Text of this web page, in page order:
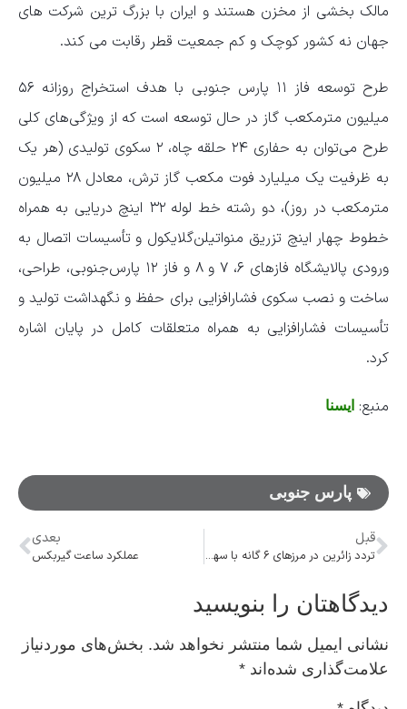
مالک بخشی از مخزن هستند و ایران با بزرگ ترین شرکت های
جهان نه کشور کوچک و کم جمعیت قطر رقابت می کند.
طرح توسعه فاز ۱۱ پارس جنوبی با هدف استخراج روزانه ۵۶
میلیون مترمکعب گاز در حال توسعه است که از ویژگی‌های کلی
طرح می‌توان به حفاری ۲۴ حلقه چاه، ۲ سکوی تولیدی (هر یک
به ظرفیت یک میلیارد فوت مکعب گاز ترش، معادل ۲۸ میلیون
مترمکعب در روز)، دو رشته خط لوله ۳۲ اینچ دریایی به همراه
خطوط چهار اینچ تزریق منواتیلن‌گلایکول و تأسیسات اتصال به
ورودی پالایشگاه فازهای ۶، ۷ و ۸ و فاز ۱۲ پارس‌جنوبی، طراحی،
ساخت و نصب سکوی فشارافزایی برای حفظ و نگهداشت تولید و
تأسیسات فشارافزایی به همراه متعلقات کامل در پایان اشاره
کرد.
منبع: ایسنا
پارس‌ جنوبی
قبل
تردد زائرین در مرزهای ۶ گانه با سهولت انجام می‌شود
بعدی
عملکرد ساعت گیربکس
دیدگاهتان را بنویسید
نشانی ایمیل شما منتشر نخواهد شد. بخش‌های موردنیاز
علامت‌گذاری شده‌اند *